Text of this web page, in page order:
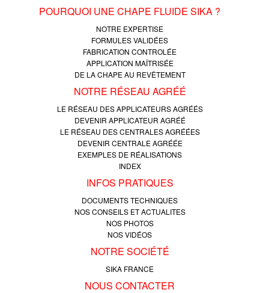
POURQUOI UNE CHAPE FLUIDE SIKA ?
NOTRE EXPERTISE
FORMULES VALIDÉES
FABRICATION CONTROLÉE
APPLICATION MAÎTRISÉE
DE LA CHAPE AU REVÊTEMENT
NOTRE RÉSEAU AGRÉÉ
LE RÉSEAU DES APPLICATEURS AGRÉÉS
DEVENIR APPLICATEUR AGRÉÉ
LE RÉSEAU DES CENTRALES AGRÉÉES
DEVENIR CENTRALE AGRÉÉE
EXEMPLES DE RÉALISATIONS
INDEX
INFOS PRATIQUES
DOCUMENTS TECHNIQUES
NOS CONSEILS ET ACTUALITES
NOS PHOTOS
NOS VIDÉOS
NOTRE SOCIÉTÉ
SIKA FRANCE
NOUS CONTACTER